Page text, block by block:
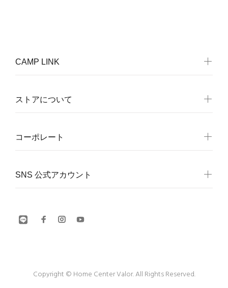
CAMP LINK
ストアについて
コーポレート
SNS 公式アカウント
Copyright © Home Center Valor. All Rights Reserved.